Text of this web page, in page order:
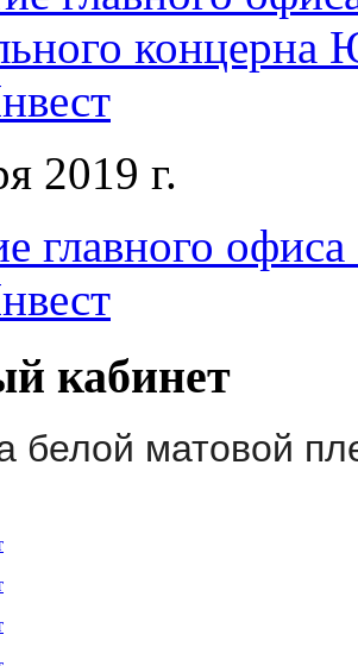
2019 г.
главного
кабинет
белой матовой